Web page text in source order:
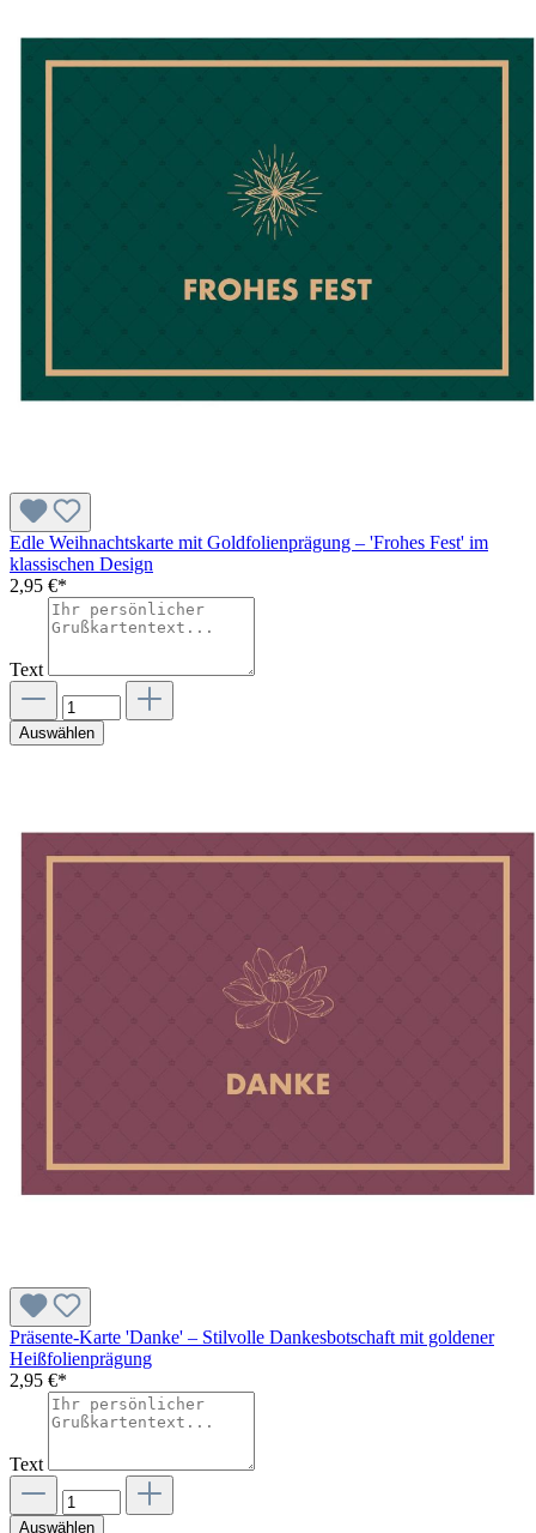
Edle Weihnachtskarte mit Goldfolienprägung – 'Frohes Fest' im
klassischen Design
2,95 €*
Text
Auswählen
Präsente-Karte 'Danke' – Stilvolle Dankesbotschaft mit goldener
Heißfolienprägung
2,95 €*
Text
Auswählen